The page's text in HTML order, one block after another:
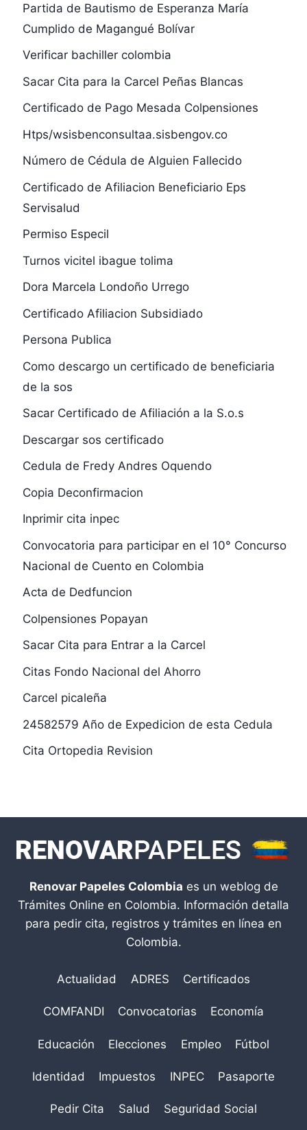
Partida de Bautismo de Esperanza María
Cumplido de Magangué Bolívar
Verificar bachiller colombia
Sacar Cita para la Carcel Peñas Blancas
Certificado de Pago Mesada Colpensiones
Htps/wsisbenconsultaa.sisbengov.co
Número de Cédula de Alguien Fallecido
Certificado de Afiliacion Beneficiario Eps
Servisalud
Permiso Especil
Turnos vicitel ibague tolima
Dora Marcela Londoño Urrego
Certificado Afiliacion Subsidiado
Persona Publica
Como descargo un certificado de beneficiaria
de la sos
Sacar Certificado de Afiliación a la S.o.s
Descargar sos certificado
Cedula de Fredy Andres Oquendo
Copia Deconfirmacion
Inprimir cita inpec
Convocatoria para participar en el 10° Concurso
Nacional de Cuento en Colombia
Acta de Dedfuncion
Colpensiones Popayan
Sacar Cita para Entrar a la Carcel
Citas Fondo Nacional del Ahorro
Carcel picaleña
24582579 Año de Expedicion de esta Cedula
Cita Ortopedia Revision
Renovar Papeles Colombia es un weblog de
Trámites Online en Colombia. Información detalla
para pedir cita, registros y trámites en línea en
Colombia.
Actualidad ADRES Certificados
COMFANDI Convocatorias Economía
Educación Elecciones Empleo Fútbol
Identidad Impuestos INPEC Pasaporte
Pedir Cita Salud Seguridad Social